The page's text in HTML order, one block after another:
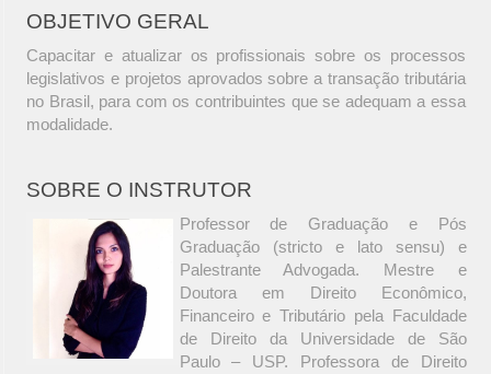
OBJETIVO GERAL
Capacitar e atualizar os profissionais sobre os processos
legislativos e projetos aprovados sobre a transação tributária
no Brasil, para com os contribuintes que se adequam a essa
modalidade.
SOBRE O INSTRUTOR
Professor de Graduação e Pós
Graduação (stricto e lato sensu) e
Palestrante Advogada. Mestre e
Doutora em Direito Econômico,
Financeiro e Tributário pela Faculdade
de Direito da Universidade de São
Paulo – USP. Professora de Direito